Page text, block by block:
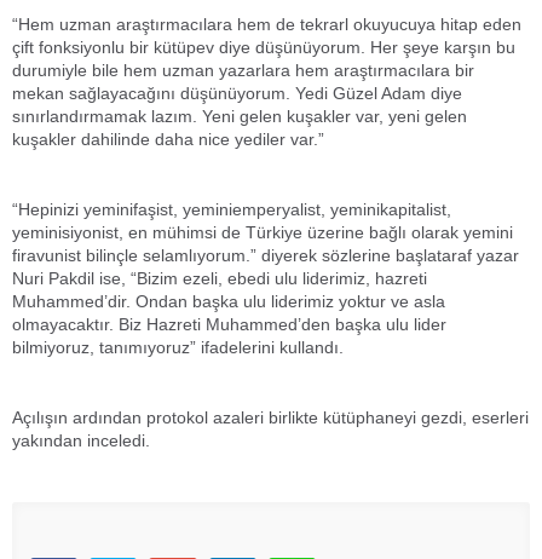
“Hem uzman araştırmacılara hem de tekrarl okuyucuya hitap eden
çift fonksiyonlu bir kütüpev diye düşünüyorum. Her şeye karşın bu
durumiyle bile hem uzman yazarlara hem araştırmacılara bir
mekan sağlayacağını düşünüyorum. Yedi Güzel Adam diye
sınırlandırmamak lazım. Yeni gelen kuşakler var, yeni gelen
kuşakler dahilinde daha nice yediler var.”
“Hepinizi yeminifaşist, yeminiemperyalist, yeminikapitalist,
yeminisiyonist, en mühimsi de Türkiye üzerine bağlı olarak yemini
firavunist bilinçle selamlıyorum.” diyerek sözlerine başlataraf yazar
Nuri Pakdil ise, “Bizim ezeli, ebedi ulu liderimiz, hazreti
Muhammed’dir. Ondan başka ulu liderimiz yoktur ve asla
olmayacaktır. Biz Hazreti Muhammed’den başka ulu lider
bilmiyoruz, tanımıyoruz” ifadelerini kullandı.
Açılışın ardından protokol azaleri birlikte kütüphaneyi gezdi, eserleri
yakından inceledi.